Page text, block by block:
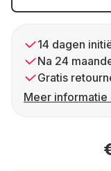
14 dagen
Na 24
Gratis
Meer